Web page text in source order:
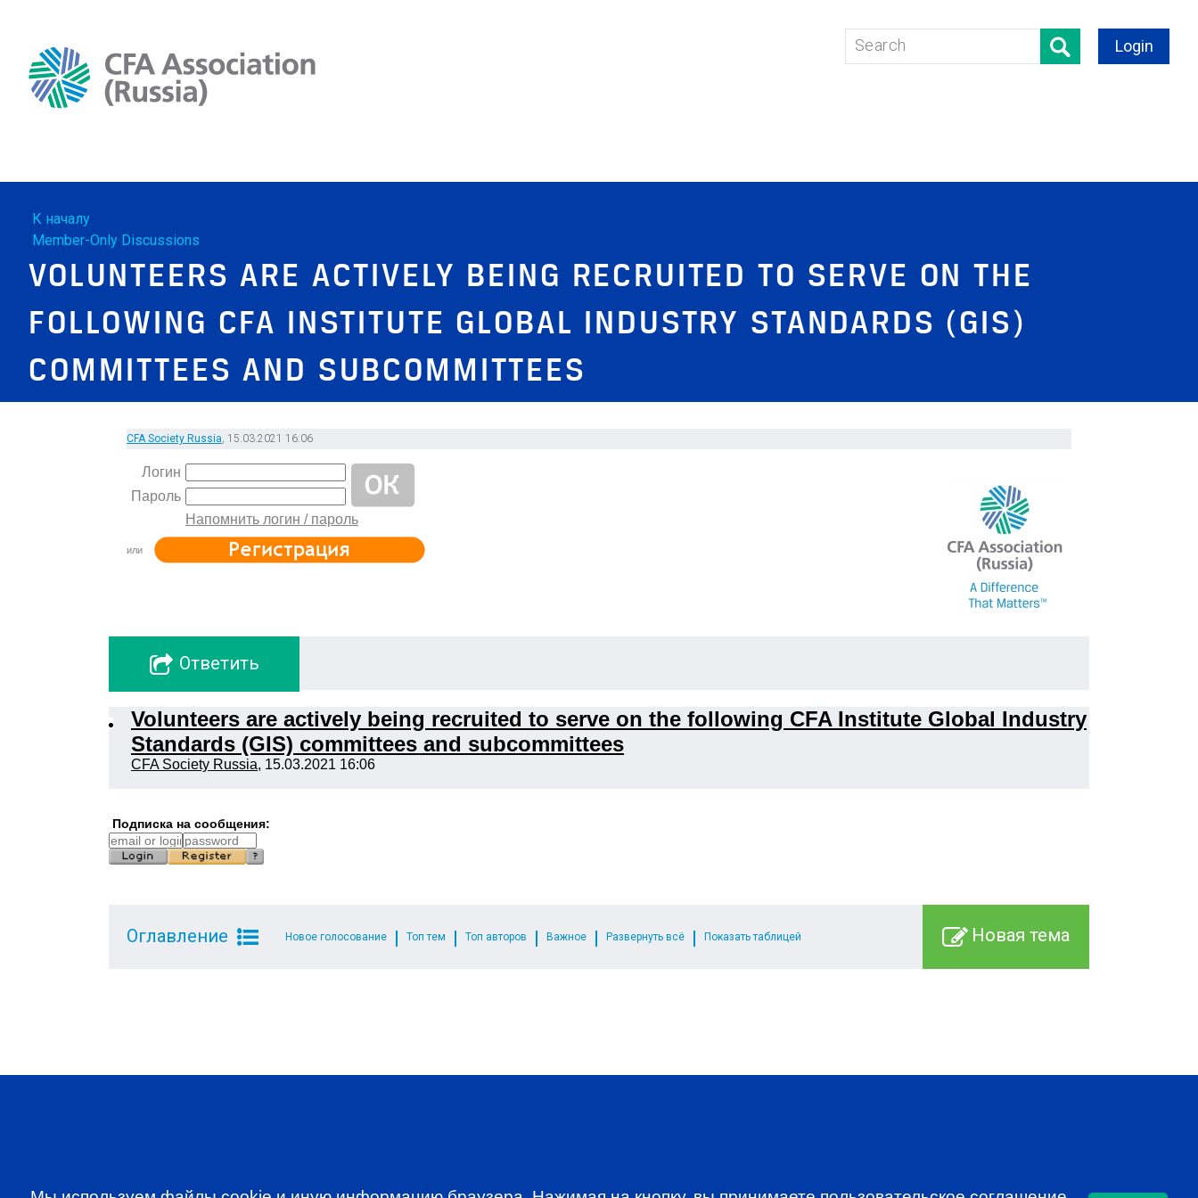
Login
К началу
Member-Only Discussions
VOLUNTEERS ARE ACTIVELY BEING RECRUITED TO SERVE ON THE
FOLLOWING CFA INSTITUTE GLOBAL INDUSTRY STANDARDS (GIS)
COMMITTEES AND SUBCOMMITTEES
CFA Society Russia, 15.03.2021 16:06
Логин
Пароль
Напомнить логин / пароль
или
Oтветить
Volunteers are actively being recruited to serve on the following CFA Institute Global Industry
Standards (GIS) committees and subcommittees
CFA Society Russia, 15.03.2021 16:06
Подписка на сообщения:
Оглавление Новое голосование Топ тем Топ авторов Важное Развернуть всё Показать таблицей Новая тема